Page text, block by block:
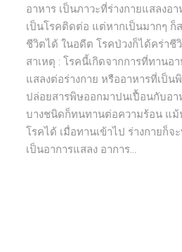
อาหาร เป็นภาวะที่ร่างกายแสลงอ
เป็นโรคติดต่อ แต่หากเป็นมากๆ ก็
ชีวิตได้ ในอดีต โรคป่วงก็ได้คร่า
สาเหตุ : โรคนี้เกิดจากการที่ทานอ
แสลงต่อร่างกาย หรืออาหารที่เป็น
ปล่อยสารพิษออกมาปนเปื้อนกับอา
บางชนิดก็ทนทานต่อความร้อน แม้
โรคได้ เมื่อทานเข้าไป ร่างกายก็จ
เป็นอาการแสลง อาการ...